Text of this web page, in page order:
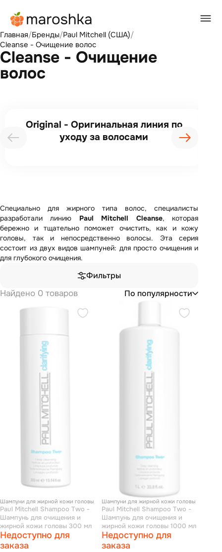
Главная/Бренды/Paul Mitchell (США)/
Cleanse - Очищение волос
Cleanse - Очищение
волос
Original - Оригинальная линия по
уходу за волосами
Специально для жирного типа волос, специалисты
разработали линию Paul Mitchell Cleanse, которая
бережно и тщательно поможет очистить, как и кожу
головы, так и непосредственно волосы. Эта серия
состоит из двух видов шампуней: для просто очищения и
для глубокого очищения.
Фильтры
Найдено 0 товаров
По популярности
Шампуни для жирной кожи головы
Paul Mitchell Shampoo Two -
Шампунь для очищения и
жирной кожи головы 300 мл
Недоступно для
заказа
Шампуни для жирной кожи головы
Paul Mitchell Shampoo Two -
Шампунь для очищения и
жирной кожи головы 1000 мл
Недоступно для
заказа